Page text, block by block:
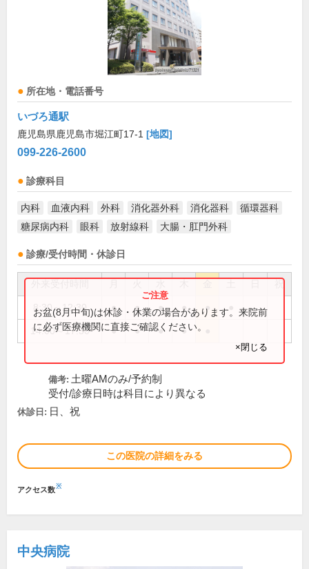
所在地・電話番号
いづろ通駅
鹿児島県鹿児島市堀江町17-1 [地図]
099-226-2600
診療科目
内科 血液内科 外科 消化器外科 消化器科
循環器科
糖尿病内科
眼科 放射線科 大腸・肛門外科
診療/受付時間・休診日
祝
8:30～12:30 ● ● ● ● ●
14:00～17:30 ● ● ● ●
お盆(8月中旬)は休診・休業の場合があります。来院前
に必ず医療機関に直接ご確認ください。
×閉じる
備考: 土曜AMのみ/予約制
受付/診療日時は科目により異なる
休診日: 日、祝
この医院の詳細をみる
アクセス数※
中央病院